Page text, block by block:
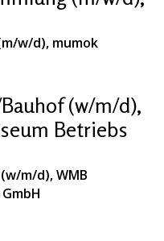
w/d), mumok
(w/m/d),
Betriebs
m/d), WMB